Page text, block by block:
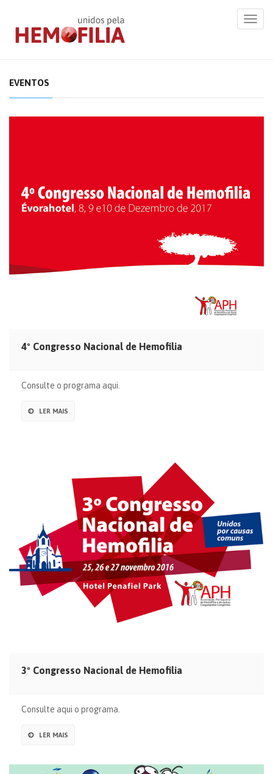
EVENTOS
4º Congresso Nacional de Hemofilia
Consulte o programa aqui.
LER MAIS
3º Congresso Nacional de Hemofilia
Consulte aqui o programa.
LER MAIS